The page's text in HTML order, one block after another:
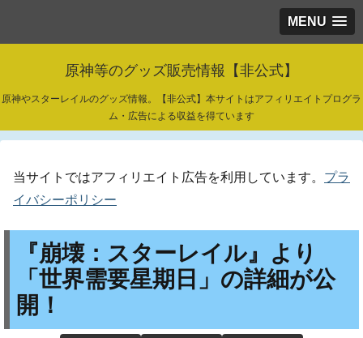
MENU
原神等のグッズ販売情報【非公式】
原神やスターレイルのグッズ情報。【非公式】本サイトはアフィリエイトプログラ
ム・広告による収益を得ています
当サイトではアフィリエイト広告を利用しています。 プラ
イバシーポリシー
『崩壊：スターレイル』より
「世界需要星期日」の詳細が公
開！